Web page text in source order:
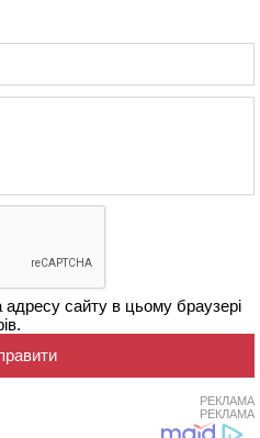
сайту в цьому браузері
РЕКЛАМА
РЕКЛАМА